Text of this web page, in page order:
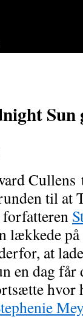
Sun
Cullens
til at
lækkede
at
en dag får
hvor